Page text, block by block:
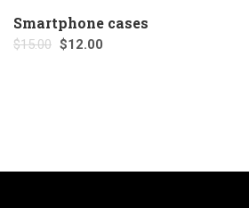
Smartphone cases
$15.00 $12.00